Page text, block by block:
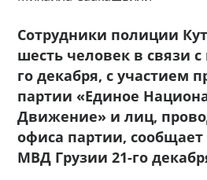
Сотрудники полиции
шесть человек в связи
го декабря, с участием
партии «Единое
Движение» и лиц,
офиса партии, сообщает
МВД Грузии 21-го